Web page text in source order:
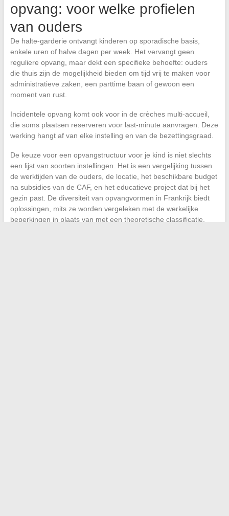
opvang: voor welke profielen
van ouders
De halte-garderie ontvangt kinderen op sporadische basis,
enkele uren of halve dagen per week. Het vervangt geen
reguliere opvang, maar dekt een specifieke behoefte: ouders
die thuis zijn de mogelijkheid bieden om tijd vrij te maken voor
administratieve zaken, een parttime baan of gewoon een
moment van rust.
Incidentele opvang komt ook voor in de crèches multi-accueil,
die soms plaatsen reserveren voor last-minute aanvragen. Deze
werking hangt af van elke instelling en van de bezettingsgraad.
De keuze voor een opvangstructuur voor je kind is niet slechts
een lijst van soorten instellingen. Het is een vergelijking tussen
de werktijden van de ouders, de locatie, het beschikbare budget
na subsidies van de CAF, en het educatieve project dat bij het
gezin past. De diversiteit van opvangvormen in Frankrijk biedt
oplossingen, mits ze worden vergeleken met de werkelijke
beperkingen in plaats van met een theoretische classificatie.